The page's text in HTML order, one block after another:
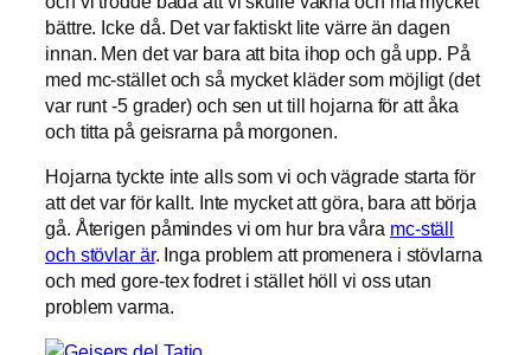
bättre. Icke då. Det var faktiskt lite värre än dagen
innan. Men det var bara att bita ihop och gå upp. På
med mc-stället och så mycket kläder som möjligt (det
var runt -5 grader) och sen ut till hojarna för att åka
och titta på geisrarna på morgonen.
Hojarna tyckte inte alls som vi och vägrade starta för
att det var för kallt. Inte mycket att göra, bara att börja
gå. Återigen påmindes vi om hur bra våra mc-ställ
och stövlar är. Inga problem att promenera i stövlarna
och med gore-tex fodret i stället höll vi oss utan
problem varma.